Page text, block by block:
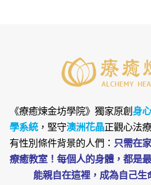
《療癒煉金坊學院》 獨家原創身
學系統，堅守澳洲花晶正觀心法
有性別條件背景的人們： 只需在
療癒教室！每個人的身體，都是
能親自在這裡，成為自己生